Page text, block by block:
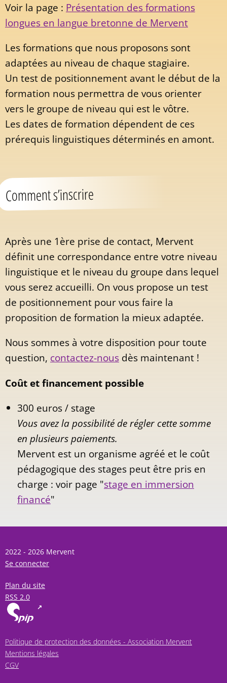
Voir la page : Présentation des formations
longues en langue bretonne de Mervent
Les formations que nous proposons sont
adaptées au niveau de chaque stagiaire.
Un test de positionnement avant le début de la
formation nous permettra de vous orienter
vers le groupe de niveau qui est le vôtre.
Les dates de formation dépendent de ces
prérequis linguistiques déterminés en amont.
Comment s’inscrire
Après une 1ère prise de contact, Mervent
définit une correspondance entre votre niveau
linguistique et le niveau du groupe dans lequel
vous serez accueilli. On vous propose un test
de positionnement pour vous faire la
proposition de formation la mieux adaptée.
Nous sommes à votre disposition pour toute
question, contactez-nous dès maintenant !
Coût et financement possible
300 euros / stage
Vous avez la possibilité de régler cette somme
en plusieurs paiements.
Mervent est un organisme agréé et le coût
pédagogique des stages peut être pris en
charge : voir page "stage en immersion
financé"
2022 - 2026 Mervent
Se connecter
Plan du site
RSS 2.0
Politique de protection des données - Association Mervent
Mentions légales
CGV